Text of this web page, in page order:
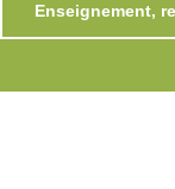
Enseignement,